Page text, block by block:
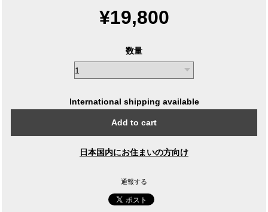
¥19,800
数量
International shipping available
Add to cart
日本国内にお住まいの方向け
通報する